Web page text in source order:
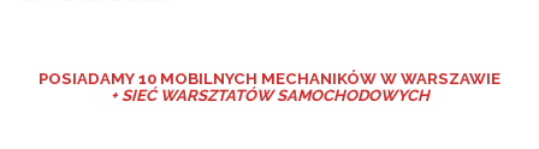
POSIADAMY 10 MOBILNYCH MECHANIKÓW W WARSZAWIE
+ SIEĆ WARSZTATÓW SAMOCHODOWYCH